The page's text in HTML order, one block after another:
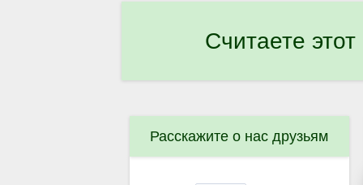
Считаете
Расскажите о нас друзьям